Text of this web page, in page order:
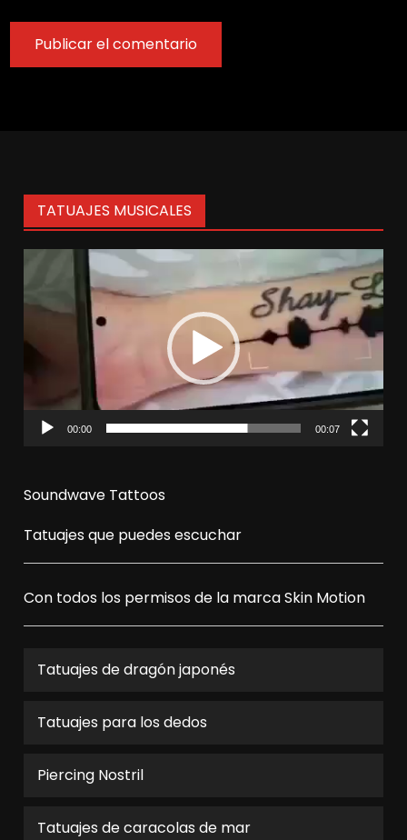
TATUAJES MUSICALES
Reproductor
vídeo
00:00 00:07
Soundwave Tattoos
Tatuajes que puedes escuchar
Con todos los permisos de la marcaSkin Motion
Tatuajes de dragón japonés
Tatuajes para los dedos
Piercing Nostril
Tatuajes de caracolas de mar